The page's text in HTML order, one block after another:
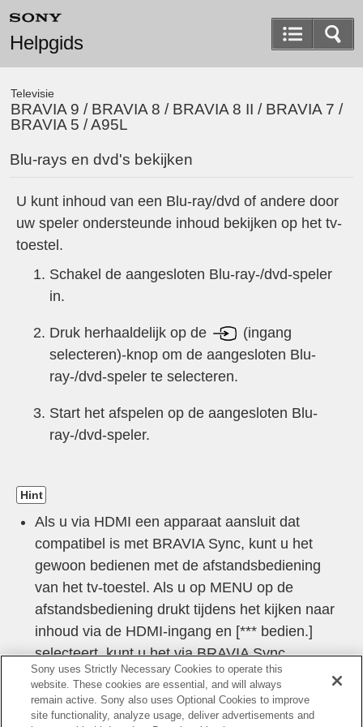
Helpgids
Televisie
BRAVIA 9 / BRAVIA 8 / BRAVIA 8 II / BRAVIA 7 /
BRAVIA 5 / A95L
Blu-rays en dvd's bekijken
U kunt inhoud van een Blu-ray/dvd of andere door
uw speler ondersteunde inhoud bekijken op het tv-
toestel.
Schakel de aangesloten Blu-ray-/dvd-speler
in.
Druk herhaaldelijk op de
(ingang
selecteren)-knop om de aangesloten Blu-
ray-/dvd-speler te selecteren.
Start het afspelen op de aangesloten Blu-
ray-/dvd-speler.
Hint
Als u via HDMI een apparaat aansluit dat
compatibel is met BRAVIA Sync, kunt u het
gewoon bedienen met de afstandsbediening
van het tv-toestel. Als u op MENU op de
afstandsbediening drukt tijdens het kijken naar
inhoud via de HDMI-ingang en [*** bedien.]
selecteert, kunt u het via BRAVIA Sync
aangesloten apparaat bedienen via het scherm
van het tv-toestel.
Sony uses Strictly Necessary Cookies to operate this
website. These cookies are essential, and will always
remain active. Sony also uses Optional Cookies to improve
site functionality, analyze usage, deliver advertisements and